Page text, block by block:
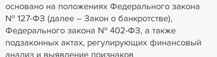
основано на положениях Федерального закона
№ 127-ФЗ (далее – Закон о банкротстве),
Федерального закона № 402-ФЗ, а также
подзаконных актах, регулирующих финансовый
анализ и выявление признаков